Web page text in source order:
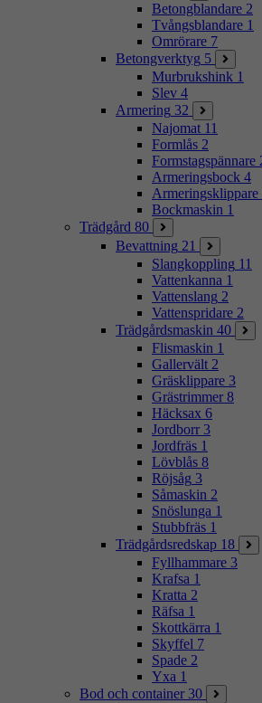
Betongblandare 2
Tvångsblandare 1
Omrörare 7
Betongverktyg 5
Murbrukshink 1
Slev 4
Armering 32
Najomat 11
Formlås 2
Formstagspännare
Armeringsbock 4
Armeringsklippare
Bockmaskin 1
Trädgård 80
Bevattning 21
Slangkoppling 11
Vattenkanna 1
Vattenslang 2
Vattenspridare 2
Trädgårdsmaskin 40
Flismaskin 1
Gallervält 2
Gräsklippare 3
Grästrimmer 8
Häcksax 6
Jordborr 3
Jordfräs 1
Lövblås 8
Röjsåg 3
Såmaskin 2
Snöslunga 1
Stubbfräs 1
Trädgårdsredskap 18
Fyllhammare 3
Krafsa 1
Kratta 2
Räfsa 1
Skottkärra 1
Skyffel 7
Spade 2
Yxa 1
Bod och container 30